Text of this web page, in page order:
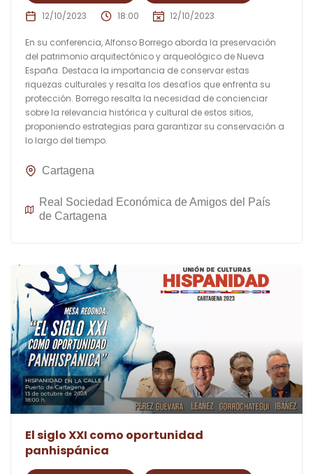
12/10/2023 18:00 12/10/2023
En su conferencia, Alfonso Borrego aborda la preservación
del patrimonio arquitectónico y arqueológico de Nueva
España. Destaca la importancia de conservar estas
riquezas culturales y resalta los desafíos que enfrenta su
protección. Borrego resalta la necesidad de concienciar
sobre la relevancia histórica y cultural de estos sitios,
proponiendo estrategias para garantizar su conservación a
lo largo del tiempo.
Cartagena
Real Sociedad Económica de Amigos del País
de Cartagena
El siglo XXI como oportunidad
panhispánica